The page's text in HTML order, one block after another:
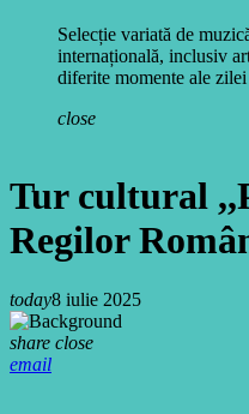
Selecție variată de
internațională, inclusiv
diferite momente ale zilei
close
Tur cultural
Regilor
today8 iulie 2025
share close
email